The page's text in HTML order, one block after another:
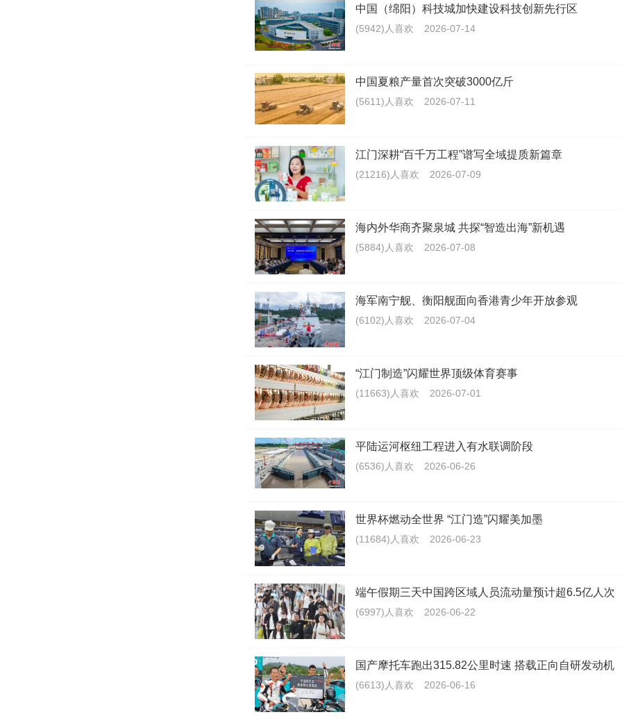
中国（绵阳）科技城加快建设科技创新先行区
(5942)人喜欢 2026-07-14
中国夏粮产量首次突破3000亿斤
(5611)人喜欢 2026-07-11
江门深耕“百千万工程”谱写全域提质新篇章
(21216)人喜欢 2026-07-09
海内外华商齐聚泉城 共探“智造出海”新机遇
(5884)人喜欢 2026-07-08
海军南宁舰、衡阳舰面向香港青少年开放参观
(6102)人喜欢 2026-07-04
“江门制造”闪耀世界顶级体育赛事
(11663)人喜欢 2026-07-01
平陆运河枢纽工程进入有水联调阶段
(6536)人喜欢 2026-06-26
世界杯燃动全世界 “江门造”闪耀美加墨
(11684)人喜欢 2026-06-23
端午假期三天中国跨区域人员流动量预计超6.5亿人次
(6997)人喜欢 2026-06-22
国产摩托车跑出315.82公里时速 搭载正向自研发动机
(6613)人喜欢 2026-06-16